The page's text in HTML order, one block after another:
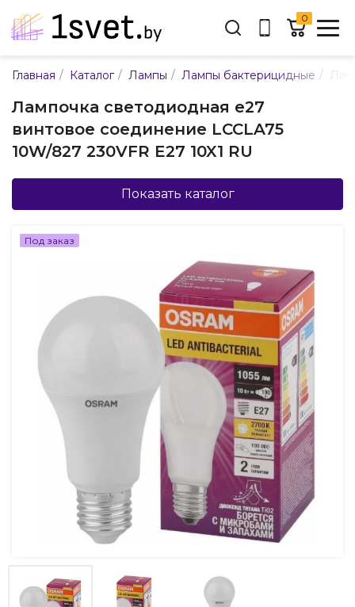
Адрес:
Время работы:
Пн-пт с 9:00 до 17:30
E-mail:
+375(29) 361-04-00
0
Главная / Каталог / Лампы / Лампы бактерицидные /
Лампочка светодиодная е27
винтовое соединение LCCLA75
10W/827 230VFR E27 10X1 RU
Показать каталог
Под заказ